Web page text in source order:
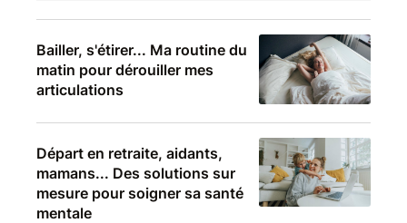
Bailler, s'étirer... Ma routine du
matin pour dérouiller mes
articulations
Départ en retraite, aidants,
mamans... Des solutions sur
mesure pour soigner sa santé
mentale